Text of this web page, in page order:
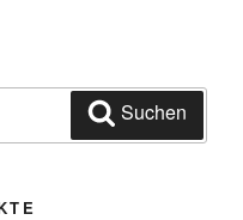
Die
Suchen